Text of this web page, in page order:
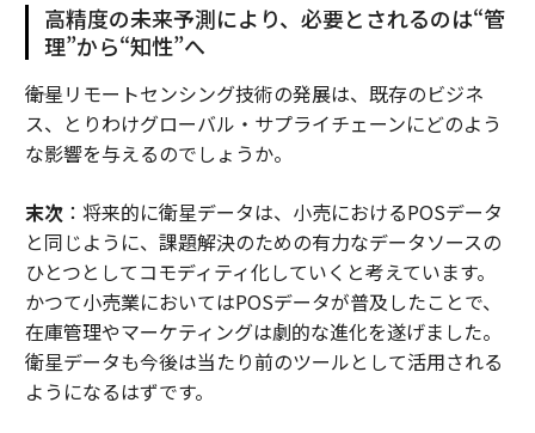
高精度の未来予測により、必要とされるのは“管
理”から“知性”へ
――衛星リモートセンシング技術の発展は、既存のビジネ
ス、とりわけグローバル・サプライチェーンにどのよう
な影響を与えるのでしょうか。
末次：将来的に衛星データは、小売におけるPOSデータ
と同じように、課題解決のための有力なデータソースの
ひとつとしてコモディティ化していくと考えています。
かつて小売業においてはPOSデータが普及したことで、
在庫管理やマーケティングは劇的な進化を遂げました。
衛星データも今後は当たり前のツールとして活用される
ようになるはずです。